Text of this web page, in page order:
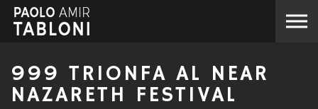
999 TRIONFA AL NEAR
NAZARETH FESTIVAL